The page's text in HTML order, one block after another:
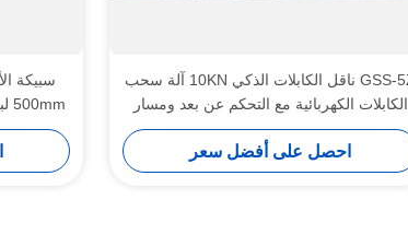
GSS-5Z ناقل الكابلات الذكي 10KN آلة سحب
الكابلات الكهربائية مع التحكم عن بعد ومسار
مطاطي دائم
احصل على أفضل سعر
500mm لبرج الاستقرار العالي في بناء الطاقة